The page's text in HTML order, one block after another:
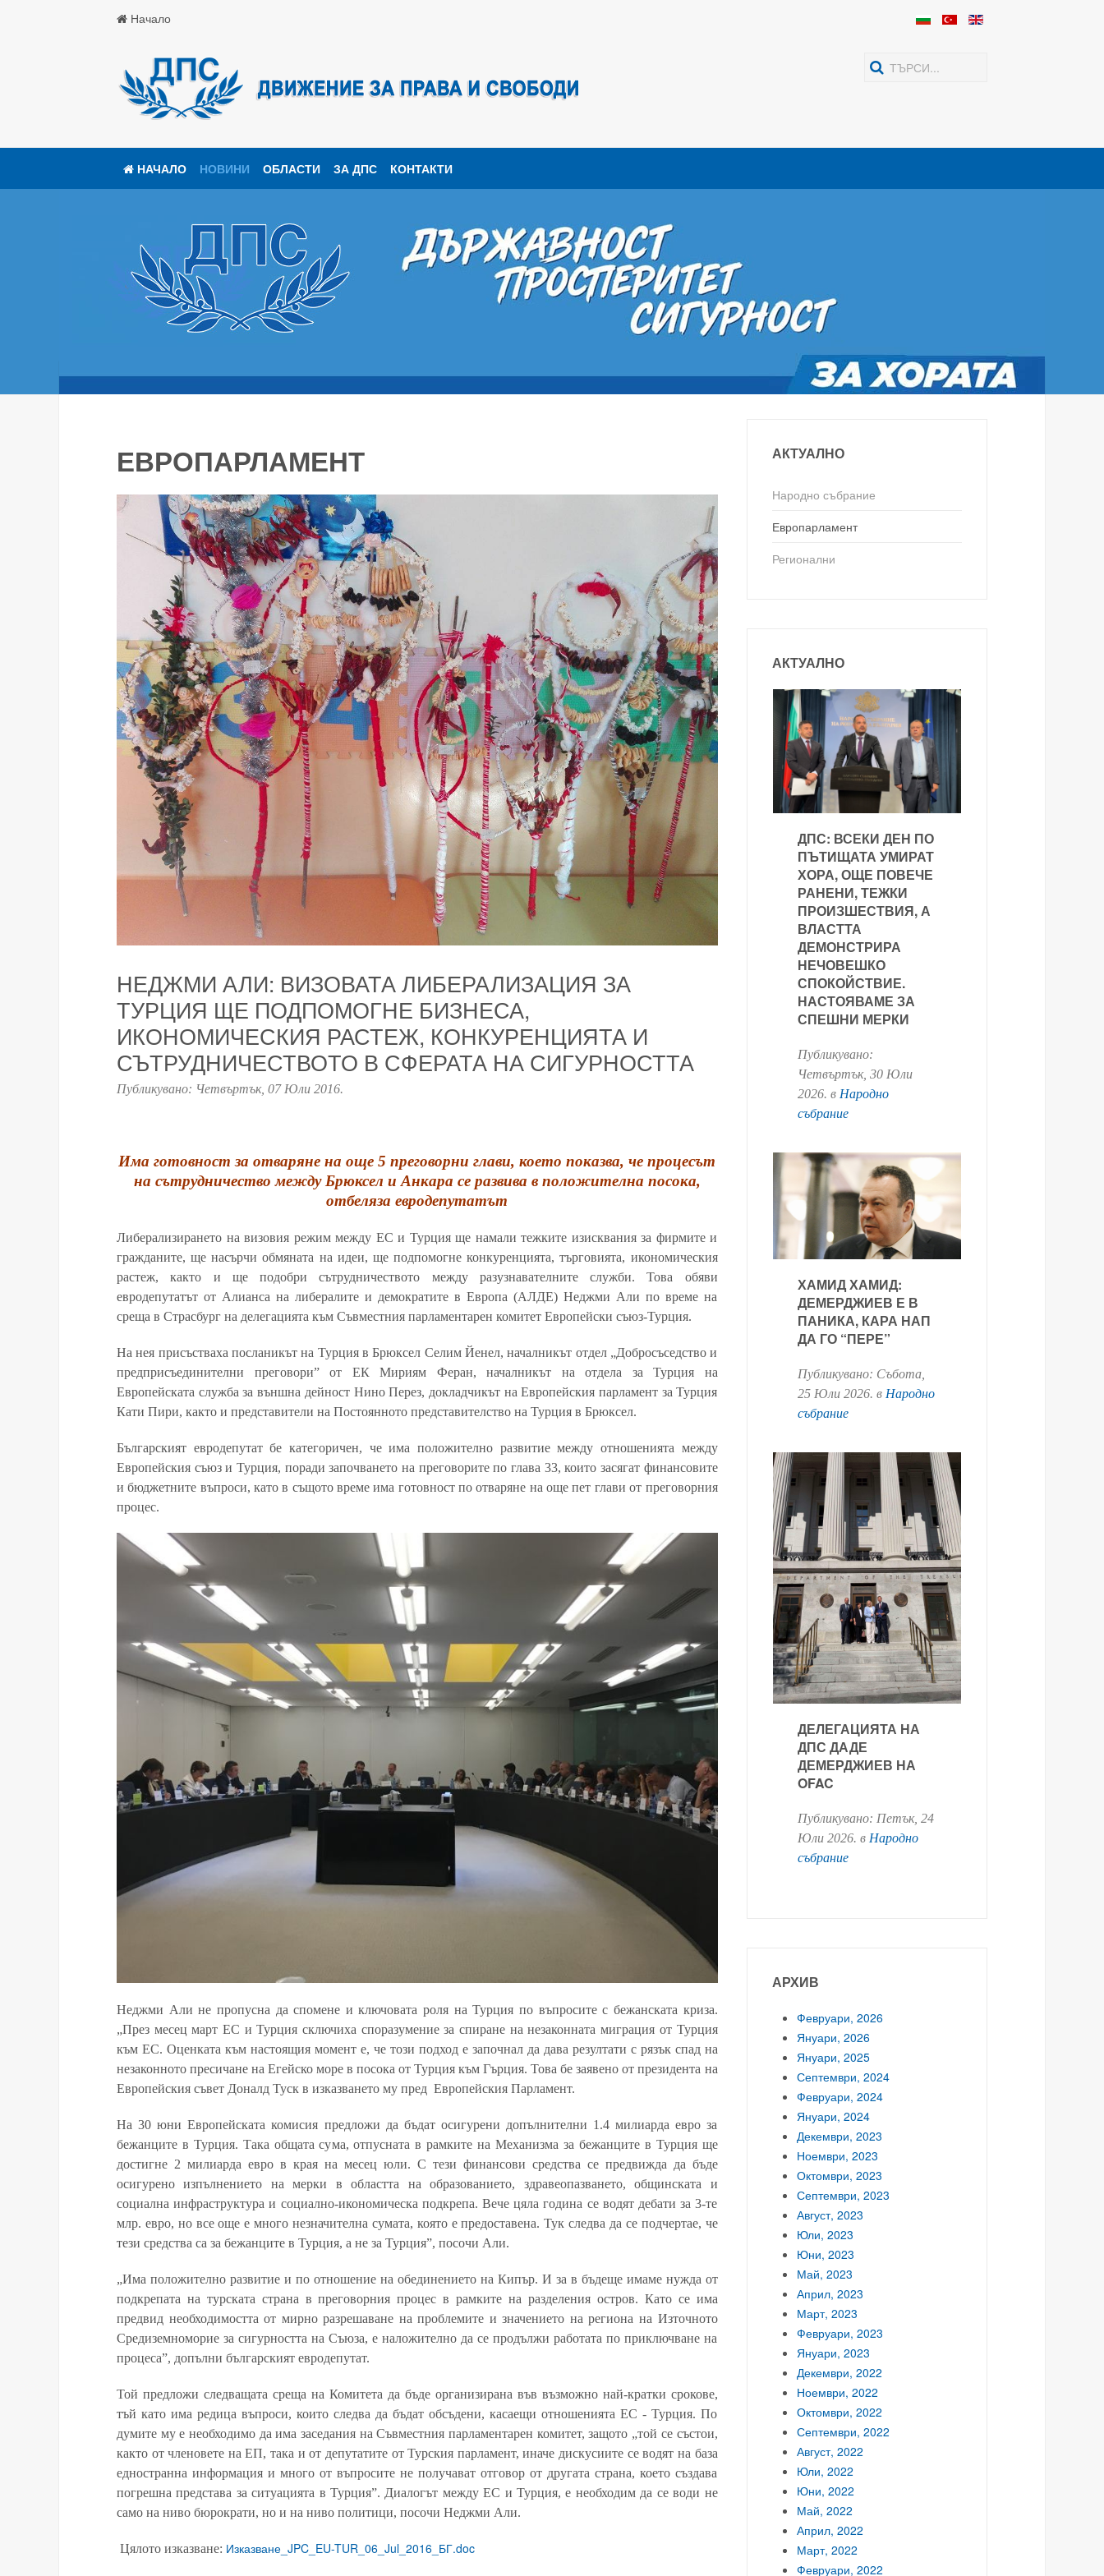
Начало
НАЧАЛО НОВИНИ ОБЛАСТИ ЗА ДПС КОНТАКТИ
ЕВРОПАРЛАМЕНТ
НЕДЖМИ АЛИ: ВИЗОВАТА ЛИБЕРАЛИЗАЦИЯ ЗА
ТУРЦИЯ ЩЕ ПОДПОМОГНЕ БИЗНЕСА,
ИКОНОМИЧЕСКИЯ РАСТЕЖ, КОНКУРЕНЦИЯТА И
СЪТРУДНИЧЕСТВОТО В СФЕРАТА НА СИГУРНОСТТА
Публикувано: Четвъртък, 07 Юли 2016.
Има готовност за отваряне на още 5 преговорни глави, което показва, че процесът
на сътрудничество между Брюксел и Анкара се развива в положителна посока,
отбеляза евродепутатът
Либерализирането на визовия режим между ЕС и Турция ще намали тежките изисквания за фирмите и
гражданите, ще насърчи обмяната на идеи, ще подпомогне конкуренцията, търговията, икономическия
растеж, както и ще подобри сътрудничеството между разузнавателните служби. Това обяви
евродепутатът от Алианса на либералите и демократите в Европа (АЛДЕ) Неджми Али по време на
среща в Страсбург на делегацията към Съвместния парламентарен комитет Европейски съюз-Турция.
На нея присъстваха посланикът на Турция в Брюксел Селим Йенел, началникът отдел „Добросъседство и
предприсъединителни преговори” от ЕК Мириям Феран, началникът на отдела за Турция на
Европейската служба за външна дейност Нино Перез, докладчикът на Европейския парламент за Турция
Кати Пири, както и представители на Постоянното представителство на Турция в Брюксел.
Българският евродепутат бе категоричен, че има положително развитие между отношенията между
Европейския съюз и Турция, поради започването на преговорите по глава 33, които засягат финансовите
и бюджетните въпроси, като в същото време има готовност по отваряне на още пет глави от преговорния
процес.
Неджми Али не пропусна да спомене и ключовата роля на Турция по въпросите с бежанската криза.
„През месец март ЕС и Турция сключиха споразумение за спиране на незаконната миграция от Турция
към ЕС. Оценката към настоящия момент е, че този подход е започнал да дава резултати с рязък спад на
незаконното пресичане на Егейско море в посока от Турция към Гърция. Това бе заявено от президента на
Европейския съвет Доналд Туск в изказването му пред Европейския Парламент.
На 30 юни Европейската комисия предложи да бъдат осигурени допълнителни 1.4 милиарда евро за
бежанците в Турция. Така общата сума, отпусната в рамките на Механизма за бежанците в Турция ще
достигне 2 милиарда евро в края на месец юли. С тези финансови средства се предвижда да бъде
осигурено изпълнението на мерки в областта на образованието, здравеопазването, общинската и
социална инфраструктура и социално-икономическа подкрепа. Вече цяла година се водят дебати за 3-те
млр. евро, но все още е много незначителна сумата, която е предоставена. Тук следва да се подчертае, че
тези средства са за бежанците в Турция, а не за Турция”, посочи Али.
„Има положително развитие и по отношение на обединението на Кипър. И за в бъдеще имаме нужда от
подкрепата на турската страна в преговорния процес в рамките на разделения остров. Като се има
предвид необходимостта от мирно разрешаване на проблемите и значението на региона на Източното
Средиземноморие за сигурността на Съюза, е наложително да се продължи работата по приключване на
процеса”, допълни българският евродепутат.
Той предложи следващата среща на Комитета да бъде организирана във възможно най-кратки срокове,
тъй като има редица въпроси, които следва да бъдат обсъдени, касаещи отношенията ЕС - Турция. По
думите му е необходимо да има заседания на Съвместния парламентарен комитет, защото „той се състои,
както от членовете на ЕП, така и от депутатите от Турския парламент, иначе дискусиите се водят на база
едностранна информация и много от въпросите не получават отговор от другата страна, което създава
погрешна представа за ситуацията в Турция”. Диалогът между ЕС и Турция, е необходим да се води не
само на ниво бюрократи, но и на ниво политици, посочи Неджми Али.
Цялото изказване: Изказване_JPC_EU-TUR_06_Jul_2016_БГ.doc
АКТУАЛНО
Народно събрание
Европарламент
Регионални
АКТУАЛНО
ДПС: ВСЕКИ ДЕН ПО
ПЪТИЩАТА УМИРАТ
ХОРА, ОЩЕ ПОВЕЧЕ
РАНЕНИ, ТЕЖКИ
ПРОИЗШЕСТВИЯ, А
ВЛАСТТА
ДЕМОНСТРИРА
НЕЧОВЕШКО
СПОКОЙСТВИЕ.
НАСТОЯВАМЕ ЗА
СПЕШНИ МЕРКИ
Публикувано:
Четвъртък, 30 Юли
2026. в Народно
събрание
ХАМИД ХАМИД:
ДЕМЕРДЖИЕВ Е В
ПАНИКА, КАРА НАП
ДА ГО “ПЕРЕ”
Публикувано: Събота,
25 Юли 2026. в Народно
събрание
ДЕЛЕГАЦИЯТА НА
ДПС ДАДЕ
ДЕМЕРДЖИЕВ НА
OFAC
Публикувано: Петък, 24
Юли 2026. в Народно
събрание
АРХИВ
Февруари, 2026
Януари, 2026
Януари, 2025
Септември, 2024
Февруари, 2024
Януари, 2024
Декември, 2023
Ноември, 2023
Октомври, 2023
Септември, 2023
Август, 2023
Юли, 2023
Юни, 2023
Май, 2023
Април, 2023
Март, 2023
Февруари, 2023
Януари, 2023
Декември, 2022
Ноември, 2022
Октомври, 2022
Септември, 2022
Август, 2022
Юли, 2022
Юни, 2022
Май, 2022
Април, 2022
Март, 2022
Февруари, 2022